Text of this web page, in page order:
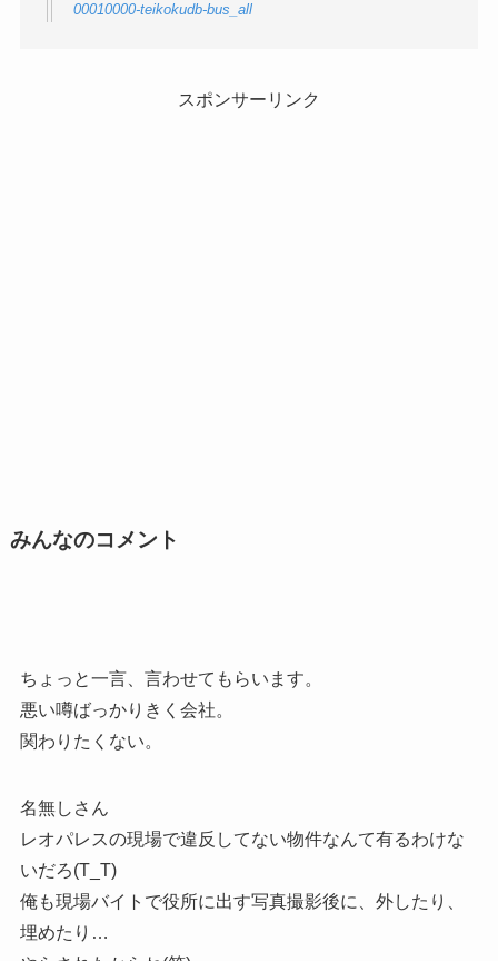
00010000-teikokudb-bus_all
スポンサーリンク
みんなのコメント
ちょっと一言、言わせてもらいます。
悪い噂ばっかりきく会社。
関わりたくない。
名無しさん
レオパレスの現場で違反してない物件なんて有るわけな
いだろ(T_T)
俺も現場バイトで役所に出す写真撮影後に、外したり、
埋めたり…